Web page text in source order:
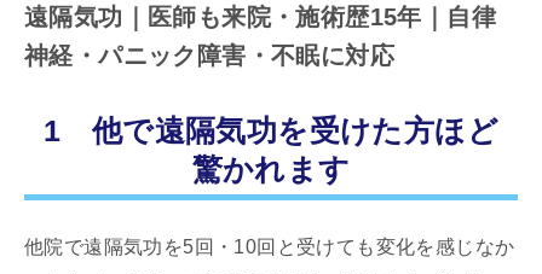
遠隔気功｜医師も来院・施術歴15年｜自律
神経・パニック障害・不眠に対応
1 ​他で遠隔気功を受けた方ほど
驚かれます
他院で遠隔気功を5回・10回と受けても変化を感じなか